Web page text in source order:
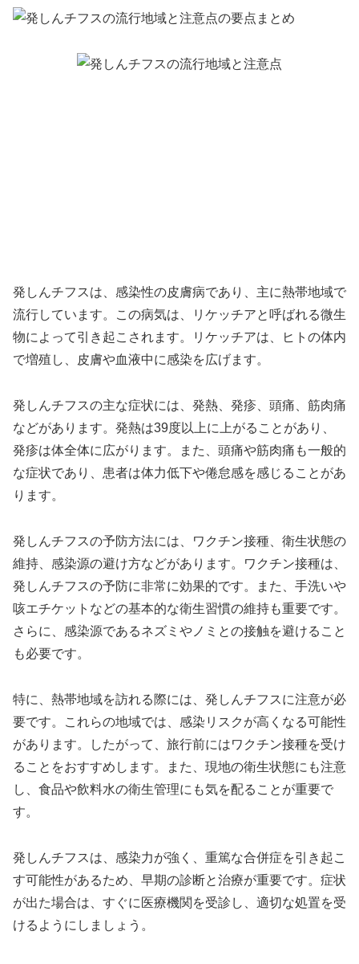
発しんチフスは、感染性の皮膚病であり、主に熱帯地域で
流行しています。この病気は、リケッチアと呼ばれる微生
物によって引き起こされます。リケッチアは、ヒトの体内
で増殖し、皮膚や血液中に感染を広げます。
発しんチフスの主な症状には、発熱、発疹、頭痛、筋肉痛
などがあります。発熱は39度以上に上がることがあり、
発疹は体全体に広がります。また、頭痛や筋肉痛も一般的
な症状であり、患者は体力低下や倦怠感を感じることがあ
ります。
発しんチフスの予防方法には、ワクチン接種、衛生状態の
維持、感染源の避け方などがあります。ワクチン接種は、
発しんチフスの予防に非常に効果的です。また、手洗いや
咳エチケットなどの基本的な衛生習慣の維持も重要です。
さらに、感染源であるネズミやノミとの接触を避けること
も必要です。
特に、熱帯地域を訪れる際には、発しんチフスに注意が必
要です。これらの地域では、感染リスクが高くなる可能性
があります。したがって、旅行前にはワクチン接種を受け
ることをおすすめします。また、現地の衛生状態にも注意
し、食品や飲料水の衛生管理にも気を配ることが重要で
す。
発しんチフスは、感染力が強く、重篤な合併症を引き起こ
す可能性があるため、早期の診断と治療が重要です。症状
が出た場合は、すぐに医療機関を受診し、適切な処置を受
けるようにしましょう。